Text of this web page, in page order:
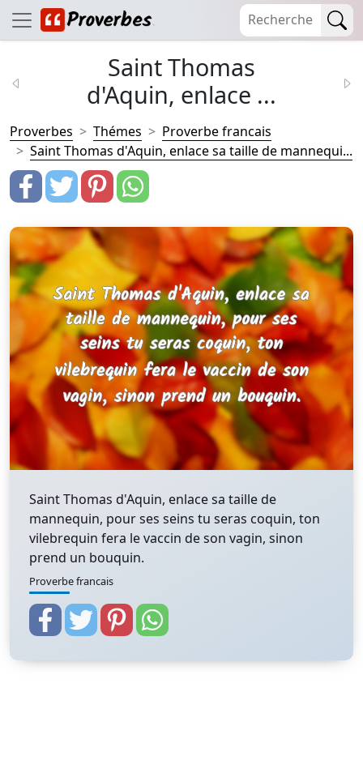
Saint Thomas
d'Aquin, enlace ...
Proverbes Thémes
Proverbe francais
Saint Thomas d'Aquin, enlace sa taille de mannequi...
Saint Thomas d'Aquin, enlace sa taille de
mannequin, pour ses seins tu seras coquin, ton
vilebrequin fera le vaccin de son vagin, sinon
prend un bouquin.
Proverbe francais